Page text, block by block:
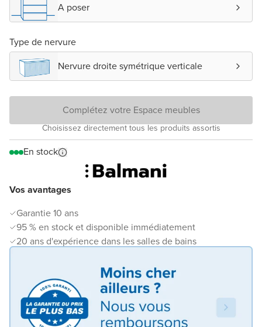
Vos avantages
Garantie 10 ans
95 % en stock et disponible immédiatement
20 ans d'expérience dans les salles de bains
A poser
Type de nervure
Nervure droite symétrique verticale
Complétez votre Espace meubles
Choisissez directement tous les produits assortis
En stock